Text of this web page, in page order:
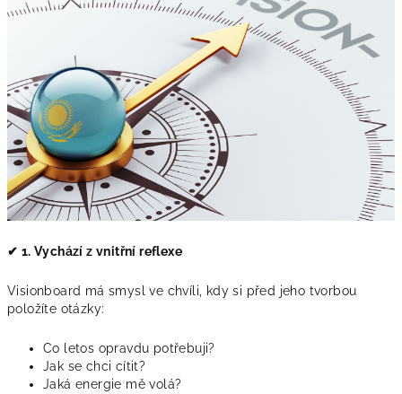
✔ 1. Vychází z vnitřní reflexe
Visionboard má smysl ve chvíli, kdy si před jeho tvorbou
položíte otázky:
Co letos opravdu potřebuji?
Jak se chci cítit?
Jaká energie mě volá?